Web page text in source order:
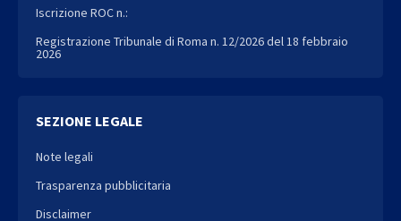
Iscrizione ROC n.:
Registrazione Tribunale di Roma n. 12/2026 del 18 febbraio
2026
SEZIONE LEGALE
Note legali
Trasparenza pubblicitaria
Disclaimer